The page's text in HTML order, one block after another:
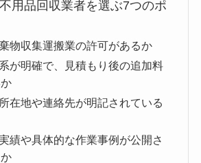
用品回収業者を選ぶ7つのポ
物収集運搬業の許可があるか
が明確で、見積もり後の追加料
在地や連絡先が明記されている
績や具体的な作業事例が公開さ